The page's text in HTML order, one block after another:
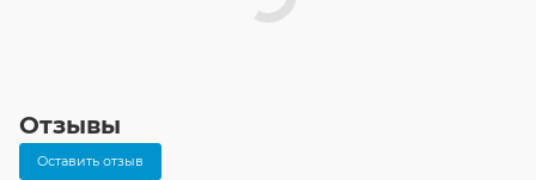
Отзывы
Оставить отзыв